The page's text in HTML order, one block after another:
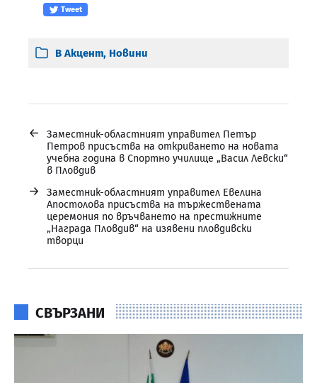
Tweet
В Акцент, Новини
←
Заместник-областният управител Петър
Петров присъства на откриването на новата
учебна година в Спортно училище „Васил Левски“
в Пловдив
→
Заместник-областният управител Евелина
Апостолова присъства на тържествената
церемония по връчването на престижните
„Награда Пловдив“ на изявени пловдивски
творци
СВЪРЗАНИ